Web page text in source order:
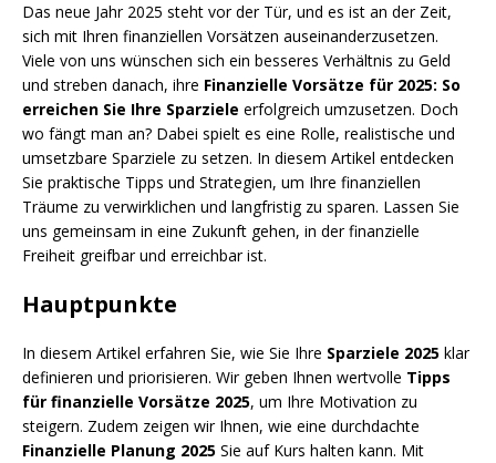
Das neue Jahr 2025 steht vor der Tür, und es ist an der Zeit,
sich mit Ihren finanziellen Vorsätzen auseinanderzusetzen.
Viele von uns wünschen sich ein besseres Verhältnis zu Geld
und streben danach, ihre Finanzielle Vorsätze für 2025: So
erreichen Sie Ihre Sparziele erfolgreich umzusetzen. Doch
wo fängt man an? Dabei spielt es eine Rolle, realistische und
umsetzbare Sparziele zu setzen. In diesem Artikel entdecken
Sie praktische Tipps und Strategien, um Ihre finanziellen
Träume zu verwirklichen und langfristig zu sparen. Lassen Sie
uns gemeinsam in eine Zukunft gehen, in der finanzielle
Freiheit greifbar und erreichbar ist.
Hauptpunkte
In diesem Artikel erfahren Sie, wie Sie Ihre Sparziele 2025 klar
definieren und priorisieren. Wir geben Ihnen wertvolle Tipps
für finanzielle Vorsätze 2025, um Ihre Motivation zu
steigern. Zudem zeigen wir Ihnen, wie eine durchdachte
Finanzielle Planung 2025 Sie auf Kurs halten kann. Mit